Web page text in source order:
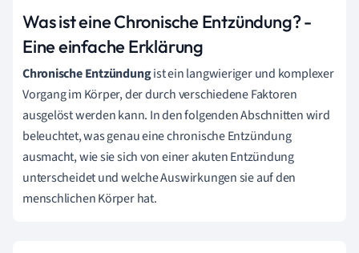
Was ist eine Chronische Entzündung? -
Eine einfache Erklärung
Chronische Entzündungist ein langwieriger und komplexer
Vorgang im Körper, der durch verschiedene Faktoren
ausgelöst werden kann. In den folgenden Abschnitten wird
beleuchtet, was genau eine chronische Entzündung
ausmacht, wie sie sich von einer akuten Entzündung
unterscheidet und welche Auswirkungen sie auf den
menschlichen Körper hat.